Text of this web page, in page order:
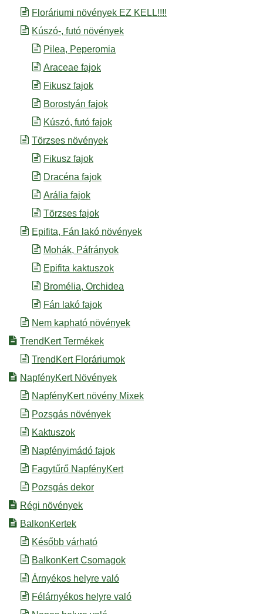
Floráriumi növények EZ KELL!!!!
Kúszó-, futó növények
Pilea, Peperomia
Araceae fajok
Fikusz fajok
Borostyán fajok
Kúszó, futó fajok
Törzses növények
Fikusz fajok
Dracéna fajok
Arália fajok
Törzses fajok
Epifita, Fán lakó növények
Mohák, Páfrányok
Epifita kaktuszok
Bromélia, Orchidea
Fán lakó fajok
Nem kapható növények
TrendKert Termékek
TrendKert Floráriumok
NapfényKert Növények
NapfényKert növény Mixek
Pozsgás növények
Kaktuszok
Napfényimádó fajok
Fagytűrő NapfényKert
Pozsgás dekor
Régi növények
BalkonKertek
Később várható
BalkonKert Csomagok
Árnyékos helyre való
Félárnyékos helyre való